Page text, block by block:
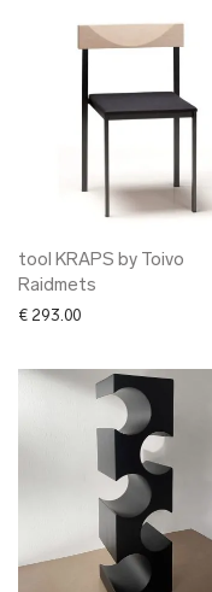
tool KRAPS by Toivo
Raidmets
€ 293.00